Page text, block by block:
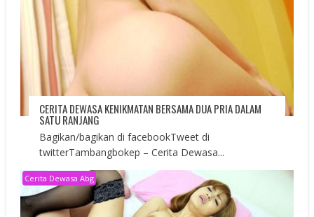
CERITA DEWASA KENIKMATAN BERSAMA DUA PRIA DALAM
SATU RANJANG
Bagikan/bagikan di facebookTweet di
twitterTambangbokep – Cerita Dewasa...
Cerita Dewasa Abg